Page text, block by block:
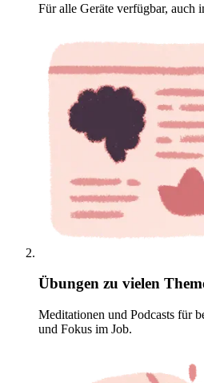
Für alle Geräte verfügbar, auch
Übungen zu vielen
Meditationen und Podcasts für
und Fokus im Job.